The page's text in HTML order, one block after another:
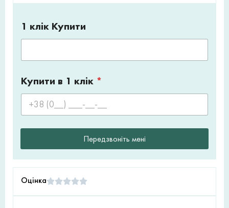
1 клік Купити
Купити в 1 клік *
Передзвоніть мені
Оцінка